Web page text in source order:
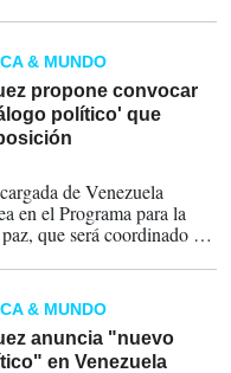
8, casi una semana
de Nicolás Maduro y
& MUNDO
propone convocar
político' que
de Venezuela
en el Programa para la
que será coordinado -
y estará integrado por
del país, así como por
aunque afirmó
cerrada.
& MUNDO
anuncia "nuevo
en Venezuela